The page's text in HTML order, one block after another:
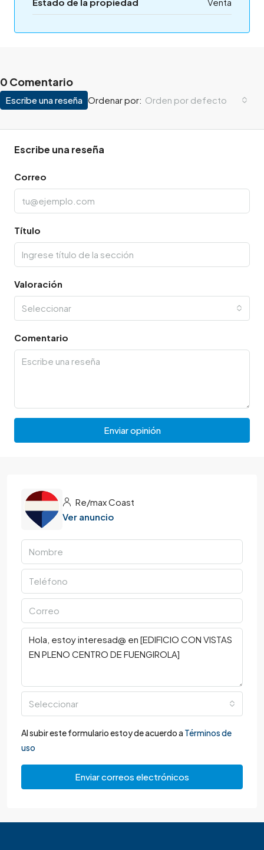
0 Comentario
Ordenar por: Orden por defecto
Escribe una reseña
Escribe una reseña
Correo
Título
Valoración
Seleccionar
Comentario
Enviar opinión
Re/max Coast
Ver anuncio
Seleccionar
Al subir este formulario estoy de acuerdo a Términos de
uso
Enviar correos electrónicos